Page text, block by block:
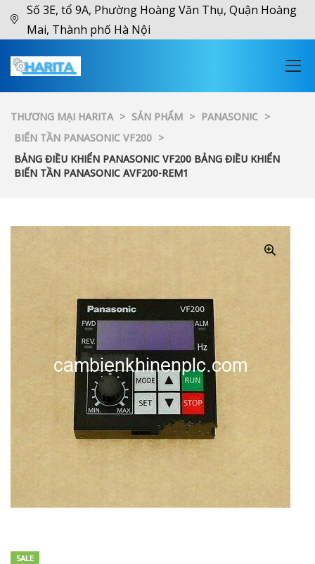
Số 3E, tổ 9A, Phường Hoàng Văn Thụ, Quận Hoàng
Mai, Thành phố Hà Nội
THƯƠNG MẠI HARITA > SẢN PHẨM > PANASONIC >
BIẾN TẦN PANASONIC VF200 >
BẢNG ĐIỀU KHIỂN PANASONIC VF200 BẢNG ĐIỀU KHIỂN
BIẾN TẦN PANASONIC AVF200-REM1
SALE